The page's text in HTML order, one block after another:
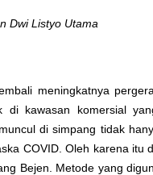
Dwi Listyo Utama
meningkatnya
kawasan komersial
di simpang tidak
COVID. Oleh karena itu
Bejen. Metode yang